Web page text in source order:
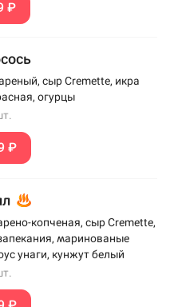
₽
сыр Cremette, икра
огурцы
₽
копченая, сыр Cremette,
маринованые
унаги, кунжут белый